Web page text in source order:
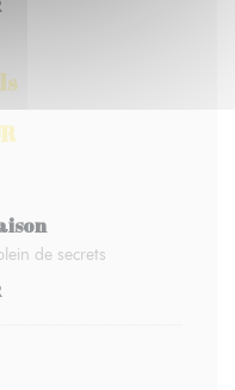
de secrets